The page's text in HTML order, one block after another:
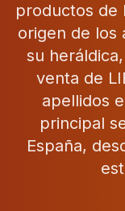
productos de
origen de los
su
venta de
apellidos
principal
España,